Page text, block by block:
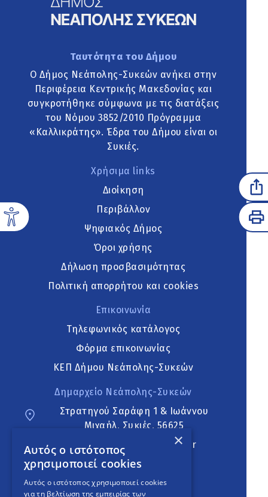
Ταυτότητα του Δήμου
Ο Δήμος Νεάπολης-Συκεών ανήκει στην
Περιφέρεια Κεντρικής Μακεδονίας και
συγκροτήθηκε σύμφωνα με τις διατάξεις
του Νόμου 3852/2010 Πρόγραμμα
«Καλλικράτης». Έδρα του Δήμου είναι οι
Συκιές.
Χρήσιμα links
Διοίκηση
Περιβάλλον
Ψηφιακός Δήμος
Όροι χρήσης
Δήλωση προσβασιμότητας
Πολιτική απορρήτου και cookies
Επικοινωνία
Τηλεφωνικός κατάλογος
Φόρμα επικοινωνίας
ΚΕΠ Δήμου Νεάπολης-Συκεών
Δημαρχείο Νεάπολης-Συκεών
Στρατηγού Σαράφη 1 & Ιωάννου
Μιχαήλ, Συκιές, 56625
neapoli.sykies@ddt.gov.gr
Ακολουθήστε
×
Αυτός ο ιστότοπος
χρησιμοποιεί cookies
Αυτός ο ιστότοπος χρησιμοποιεί cookies
για τη βελτίωση της εμπειρίας των